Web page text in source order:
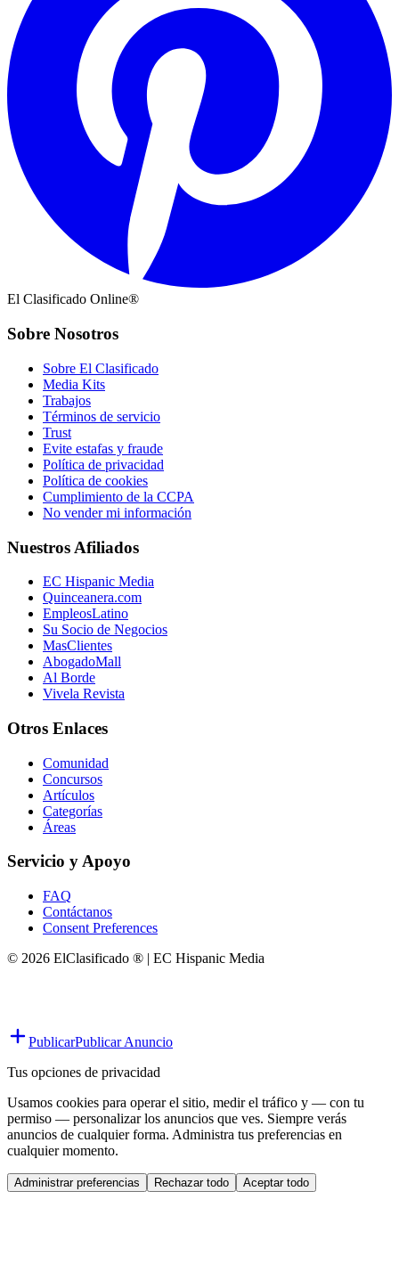
El Clasificado Online®
Sobre Nosotros
Sobre El Clasificado
Media Kits
Trabajos
Términos de servicio
Trust
Evite estafas y fraude
Política de privacidad
Política de cookies
Cumplimiento de la CCPA
No vender mi información
Nuestros Afiliados
EC Hispanic Media
Quinceanera.com
EmpleosLatino
Su Socio de Negocios
MasClientes
AbogadoMall
Al Borde
Vivela Revista
Otros Enlaces
Comunidad
Concursos
Artículos
Categorías
Áreas
Servicio y Apoyo
FAQ
Contáctanos
Consent Preferences
© 2026 ElClasificado ® | EC Hispanic Media
PublicarPublicar Anuncio
Tus opciones de privacidad
Usamos cookies para operar el sitio, medir el tráfico y — con tu
permiso — personalizar los anuncios que ves. Siempre verás
anuncios de cualquier forma. Administra tus preferencias en
cualquier momento.
Administrar preferencias Rechazar todo Aceptar todo